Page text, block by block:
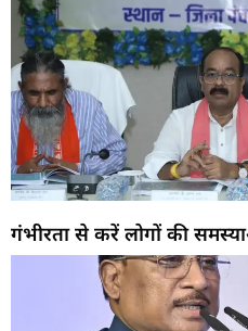
गंभीरता से करें लोगों की